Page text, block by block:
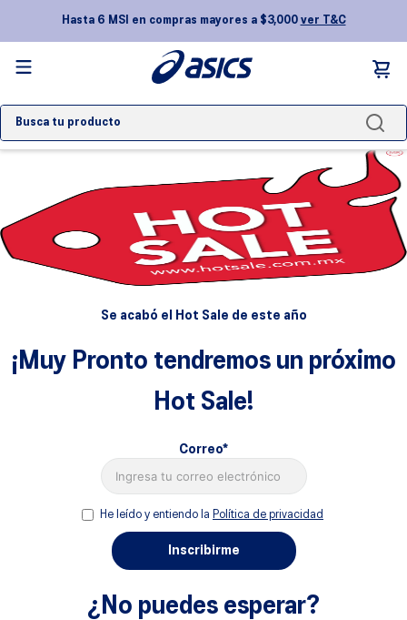
Hasta 6 MSI en compras mayores a $3,000 ver T&C
Busca tu producto
Se acabó el Hot Sale de este año
¡Muy Pronto tendremos un próximo
Hot Sale!
Correo*
He leído y entiendo la Política de privacidad
Inscribirme
¿No puedes esperar?
novablast 5
2
nimbus
gel 1130
6
gel-nimbus